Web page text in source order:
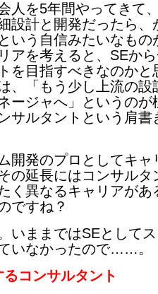
を5年間やってきて
設計と開発だったら、
いう自信みたいなもの
アを考えると、SEか
を目指すべきなのかと
「もう少し上流の設
ージャへ」というのが
サルタントという肩書
開発のプロとしてキャ
の延長にはコンサルタ
く異なるキャリアがあ
ですね？
ままではSEとして
いなかったので……。
コンサルタント